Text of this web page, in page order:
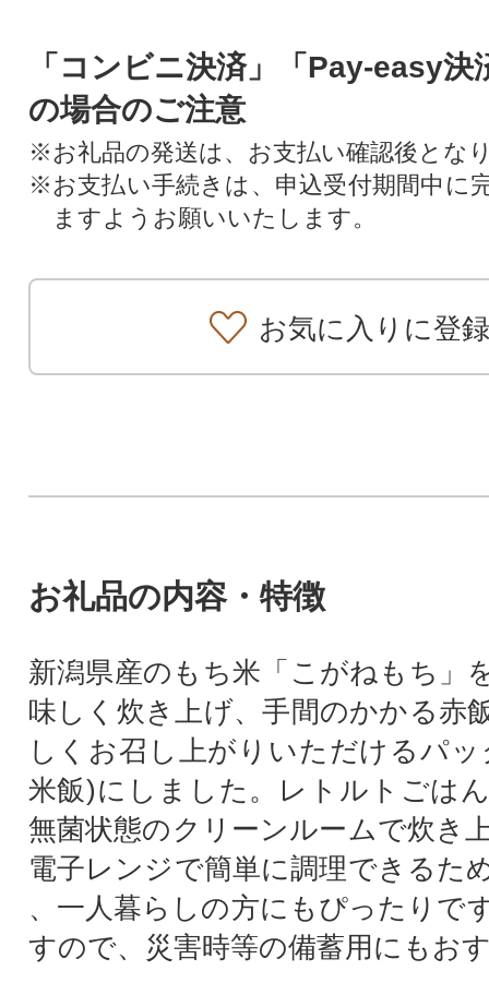
「コンビニ決済」「Pay-easy決
の場合のご注意
※お礼品の発送は、お支払い確認後とな
※お支払い手続きは、申込受付期間中に
ますようお願いいたします。
お気に入りに登録
お礼品の内容・特徴
新潟県産のもち米「こがねもち」
味しく炊き上げ、手間のかかる赤
しくお召し上がりいただけるパ
米飯)にしました。レトルトごは
無菌状態のクリーンルームで炊き
電子レンジで簡単に調理できるた
、一人暮らしの方にもぴったりで
すので、災害時等の備蓄用にもお